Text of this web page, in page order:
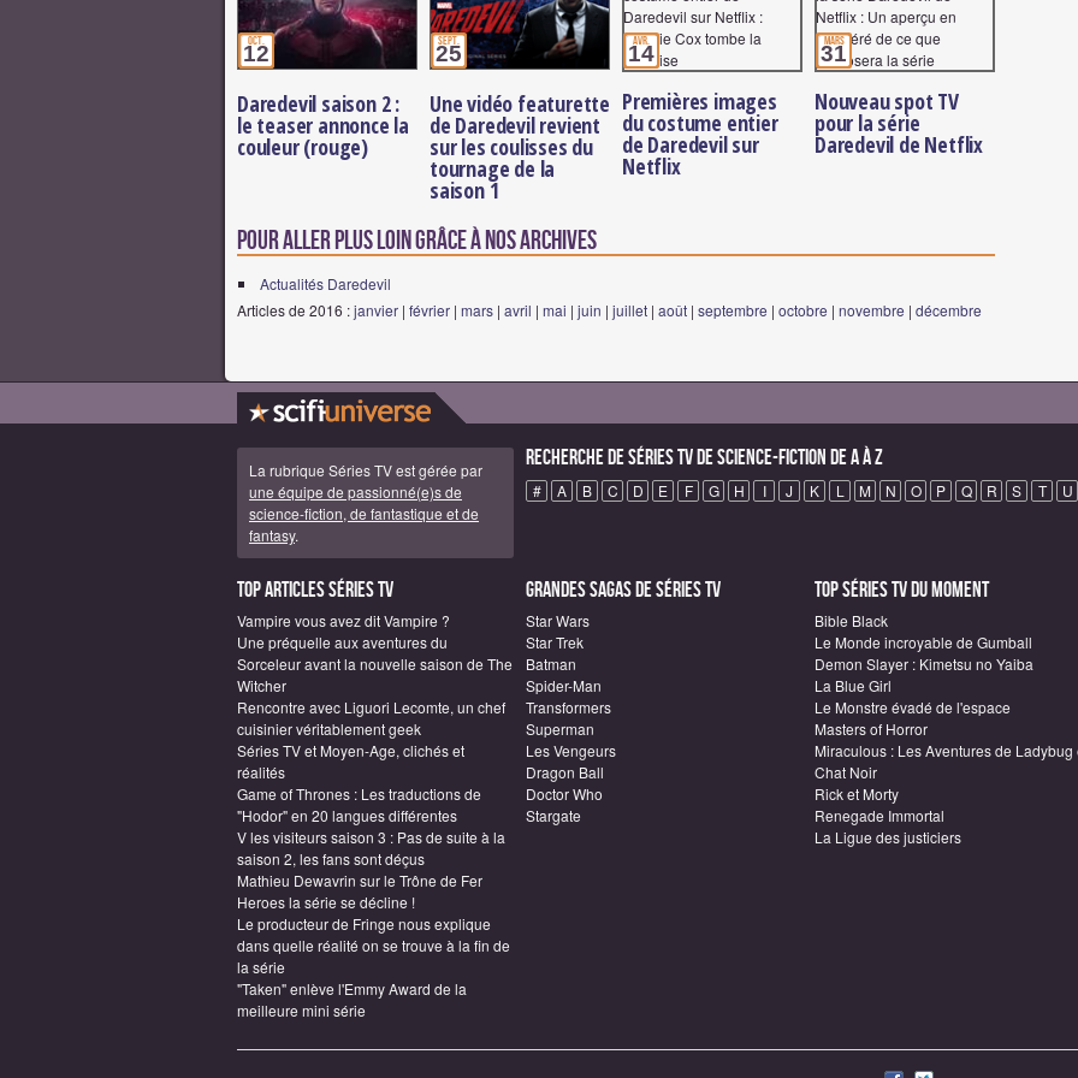
oct.
12
Daredevil saison 2 :
le teaser annonce la
couleur (rouge)
sept.
25
Une vidéo featurette
de Daredevil revient
sur les coulisses du
tournage de la
saison 1
avr.
14
Premières images
du costume entier
de Daredevil sur
Netflix
mars
31
Nouveau spot TV
pour la série
Daredevil de Netflix
Pour aller plus loin grâce à nos archives
Actualités Daredevil
Articles de 2016 :janvier | février | mars | avril | mai | juin | juillet | août | septembre | octobre | novembre | décembre
La rubrique Séries TV est gérée par
une équipe de passionné(e)s de
science-fiction, de fantastique et de
fantasy.
Recherche de Séries TV de science-fiction de A à Z
# A B C D E F G H I J K L M N O P Q R S T U
Top articles Séries TV
Vampire vous avez dit Vampire ?
Une préquelle aux aventures du
Sorceleur avant la nouvelle saison de The
Witcher
Rencontre avec Liguori Lecomte, un chef
cuisinier véritablement geek
Séries TV et Moyen-Age, clichés et
réalités
Game of Thrones : Les traductions de
"Hodor" en 20 langues différentes
V les visiteurs saison 3 : Pas de suite à la
saison 2, les fans sont déçus
Mathieu Dewavrin sur le Trône de Fer
Heroes la série se décline !
Le producteur de Fringe nous explique
dans quelle réalité on se trouve à la fin de
la série
"Taken" enlève l'Emmy Award de la
meilleure mini série
Grandes sagas de Séries TV
Star Wars
Star Trek
Batman
Spider-Man
Transformers
Superman
Les Vengeurs
Dragon Ball
Doctor Who
Stargate
Top Séries TV du moment
Bible Black
Le Monde incroyable de Gumball
Demon Slayer : Kimetsu no Yaiba
La Blue Girl
Le Monstre évadé de l'espace
Masters of Horror
Miraculous : Les Aventures de Ladybug
Chat Noir
Rick et Morty
Renegade Immortal
La Ligue des justiciers